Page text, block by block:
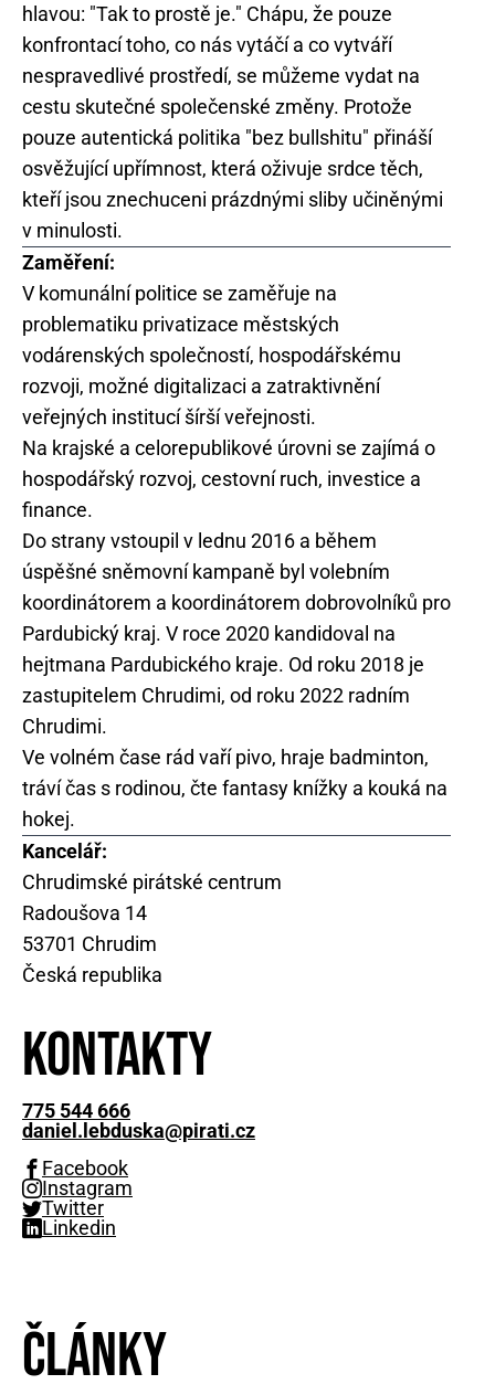
hlavou: "Tak to prostě je." Chápu, že pouze
konfrontací toho, co nás vytáčí a co vytváří
nespravedlivé prostředí, se můžeme vydat na
cestu skutečné společenské změny. Protože
pouze autentická politika "bez bullshitu" přináší
osvěžující upřímnost, která oživuje srdce těch,
kteří jsou znechuceni prázdnými sliby učiněnými
v minulosti.
Zaměření:
V komunální politice se zaměřuje na
problematiku privatizace městských
vodárenských společností, hospodářskému
rozvoji, možné digitalizaci a zatraktivnění
veřejných institucí šírší veřejnosti.
Na krajské a celorepublikové úrovni se zajímá o
hospodářský rozvoj, cestovní ruch, investice a
finance.
Do strany vstoupil v lednu 2016 a během
úspěšné sněmovní kampaně byl volebním
koordinátorem a koordinátorem dobrovolníků pro
Pardubický kraj. V roce 2020 kandidoval na
hejtmana Pardubického kraje. Od roku 2018 je
zastupitelem Chrudimi, od roku 2022 radním
Chrudimi.
Ve volném čase rád vaří pivo, hraje badminton,
tráví čas s rodinou, čte fantasy knížky a kouká na
hokej.
Kancelář:
Chrudimské pirátské centrum
Radoušova 14
53701 Chrudim
Česká republika
Kontakty
775 544 666
daniel.lebduska@pirati.cz
Facebook
Instagram
Twitter
Linkedin
Články